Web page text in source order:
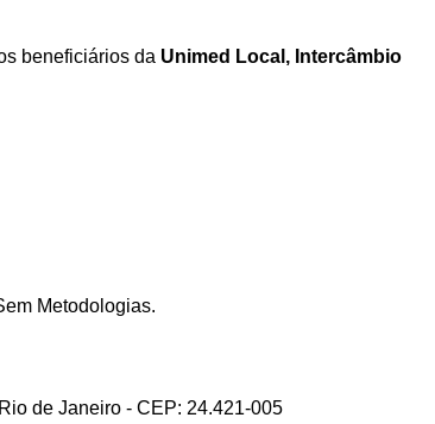
beneficiários da Unimed Local, Intercâmbio
Metodologias.
de Janeiro - CEP: 24.421-005